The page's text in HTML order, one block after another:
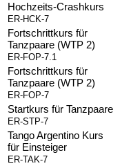
Hochzeits-Crashkurs
ER-HCK-7
Fortschrittkurs für
Tanzpaare (WTP 2)
ER-FOP-7.1
Fortschrittkurs für
Tanzpaare (WTP 2)
ER-FOP-7
Startkurs für Tanzpaare
ER-STP-7
Tango Argentino Kurs
für Einsteiger
ER-TAK-7